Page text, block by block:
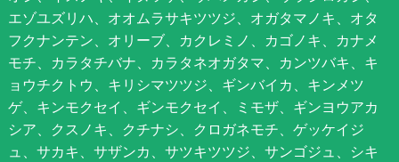
エゾユズリハ、オオムラサキツツジ、オガタマノキ、オタ
フクナンテン、オリーブ、カクレミノ、カゴノキ、カナメ
モチ、カラタチバナ、カラタネオガタマ、カンツバキ、キ
ョウチクトウ、キリシマツツジ、ギンバイカ、キンメツ
ゲ、キンモクセイ、ギンモクセイ、ミモザ、ギンヨウアカ
シア、クスノキ、クチナシ、クロガネモチ、ゲッケイジ
ュ、サカキ、サザンカ、サツキツツジ、サンゴジュ、シキ